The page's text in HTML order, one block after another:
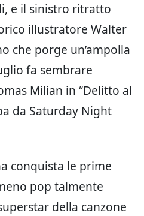
e il sinistro ritratto
illustratore Walter
che porge un’ampolla
fa sembrare
Milian in “Delitto al
da Saturday Night
conquista le prime
pop talmente
della canzone